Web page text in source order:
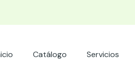
Catálogo Servicios